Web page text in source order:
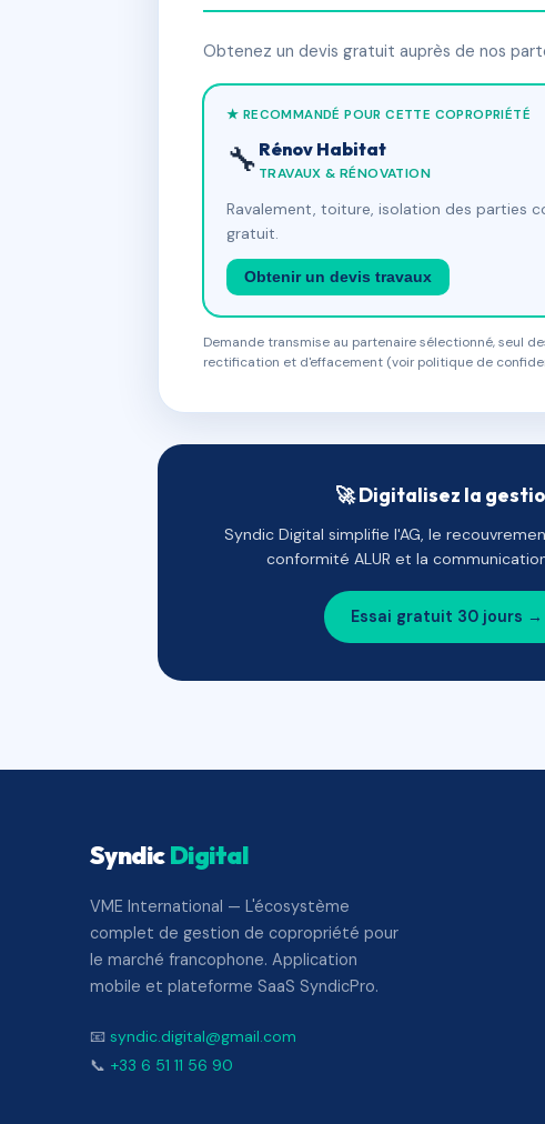
Obtenez un devis gratuit auprès de nos
★ RECOMMANDÉ POUR CETTE COPROPRIÉTÉ
🔧 Rénov Habitat
TRAVAUX & RÉNOVATION
Ravalement, toiture, isolation des parties
gratuit.
Obtenir un devis travaux
Demande transmise au partenaire sélectionné, seul
rectification et d'effacement (voir politique de
🚀 Digitalisez la
Syndic Digital simplifie l'AG, le
conformité ALUR et la
Essai gratuit 30 jours →
SyndicDigital
VME International — L'écosystème
complet de gestion de copropriété pour
le marché francophone. Application
mobile et plateforme SaaS SyndicPro.
📧 syndic.digital@gmail.com
📞 +33 6 51 11 56 90